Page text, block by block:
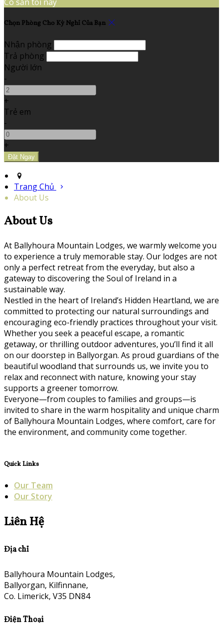
Chọn Phòng Cho Kỳ Nghỉ Của Bạn
Nhận phòng
Trả phòng
Người lớn
-
+
Trẻ em
-
+
Trang Chủ
About Us
About Us
At Ballyhoura Mountain Lodges, we warmly welcome you
to experience a truly memorable stay. Our lodges are not
only a perfect retreat from the everyday, but also a
gateway to discovering the Soul of Ireland in a
sustainable way.
Nestled in the heart of Ireland’s Hidden Heartland, we are
committed to protecting our natural surroundings and
encouraging eco-friendly practices throughout your visit.
Whether you seek a peaceful escape, a romantic
getaway, or thrilling outdoor adventures, you’ll find it all
on our doorstep in Ballyorgan. As proud guardians of the
beautiful woodland that surrounds us, we invite you to
relax and reconnect with nature, knowing your stay
supports a greener tomorrow.
Everyone—from couples to families and groups—is
invited to share in the warm hospitality and unique charm
of Ballyhoura Mountain Lodges, where comfort, care for
the environment, and community come together.
Quick Links
Our Team
Our Story
Liên Hệ
Địa chỉ
Ballyhoura Mountain Lodges,
Ballyorgan, Kilfinnane,
Co. Limerick, V35 DN84
Điện Thoại